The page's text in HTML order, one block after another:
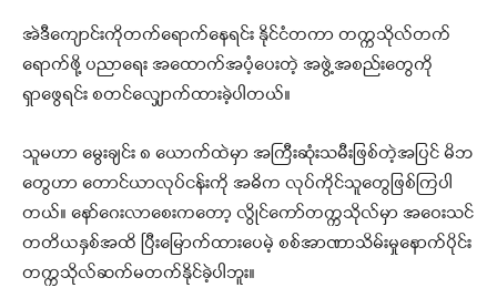
အဲဒီကျောင်းကိုတက်ရောက်နေရင်း နိုင်ငံတကာ တက္ကသိုလ်တက်
ရောက်ဖို့ ပညာရေး အထောက်အပံ့ပေးတဲ့ အဖွဲ့အစည်းတွေကို
ရှာဖွေရင်း စတင်လျှောက်ထားခဲ့ပါတယ်။
သူမဟာ မွေးချင်း ၈ ယောက်ထဲမှာ အကြီးဆုံးသမီးဖြစ်တဲ့အပြင် မိဘ
တွေဟာ တောင်ယာလုပ်ငန်းကို အဓိက လုပ်ကိုင်သူတွေဖြစ်ကြပါ
တယ်။ နော်ဂေးလာစေးကတော့ လွိုင်ကော်တက္ကသိုလ်မှာ အဝေးသင်
တတိယနှစ်အထိ ပြီးမြောက်ထားပေမဲ့ စစ်အာဏာသိမ်းမှုနောက်ပိုင်း
တက္ကသိုလ်ဆက်မတက်နိုင်ခဲ့ပါဘူး။